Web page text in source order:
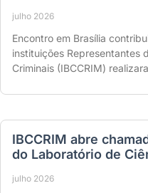
julho 2026
Encontro em Brasília
instituições Representantes
Criminais (IBCCRIM)
IBCCRIM abre
do Laboratório de
julho 2026